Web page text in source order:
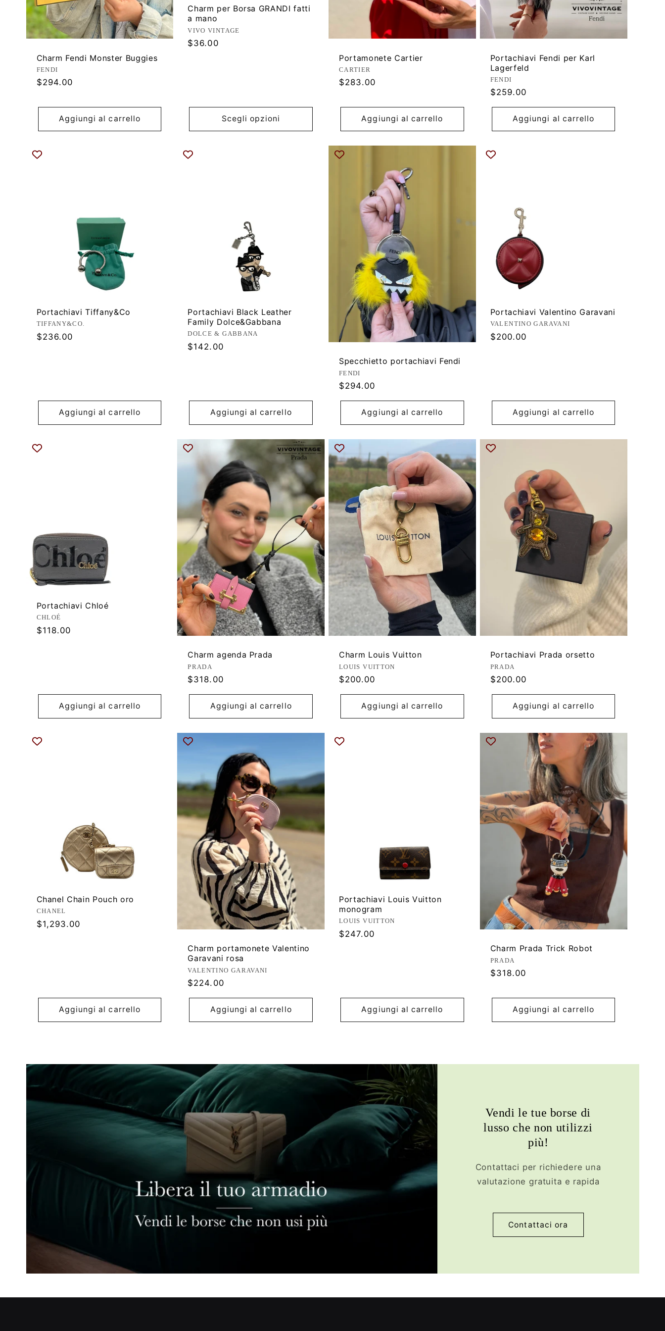
Charm Fendi Monster Buggies
Produttore:
FENDI
Prezzo
listino
$294.00
Aggiungi al carrello
Charm per Borsa GRANDI fatti
a mano
Produttore:
VIVO VINTAGE
Prezzo
$36.00
Scegli opzioni
Portamonete Cartier
Produttore:
CARTIER
Prezzo
listino
$283.00
Aggiungi al carrello
Portachiavi Fendi per Karl
Lagerfeld
Produttore:
FENDI
Prezzo
listino
$259.00
Aggiungi al carrello
Portachiavi Tiffany&Co
Produttore:
TIFFANY&CO.
Prezzo
$236.00
Aggiungi al carrello
Portachiavi Black Leather
Family Dolce&Gabbana
Produttore:
DOLCE & GABBANA
Prezzo
$142.00
Aggiungi al carrello
Specchietto portachiavi Fendi
Produttore:
FENDI
Prezzo
listino
$294.00
Aggiungi al carrello
Portachiavi Valentino Garavani
Produttore:
VALENTINO GARAVANI
Prezzo
$200.00
Aggiungi al carrello
Portachiavi Chloé
Produttore:
CHLOÉ
Prezzo
$118.00
Aggiungi al carrello
Charm agenda Prada
Produttore:
PRADA
Prezzo
listino
$318.00
Aggiungi al carrello
Charm Louis Vuitton
Produttore:
LOUIS VUITTON
Prezzo
listino
$200.00
Aggiungi al carrello
Portachiavi Prada orsetto
Produttore:
PRADA
Prezzo
listino
$200.00
Aggiungi al carrello
Chanel Chain Pouch oro
Produttore:
CHANEL
Prezzo
$1,293.00
Aggiungi al carrello
Charm portamonete Valentino
Garavani rosa
Produttore:
VALENTINO GARAVANI
Prezzo
listino
$224.00
Aggiungi al carrello
Portachiavi Louis Vuitton
monogram
Produttore:
LOUIS VUITTON
Prezzo
$247.00
Aggiungi al carrello
Charm Prada Trick Robot
Produttore:
PRADA
Prezzo
listino
$318.00
Aggiungi al carrello
Vendi le tue borse di
lusso che non utilizzi
più!
Contattaci per richiedere una
valutazione gratuita e rapida
Contattaci ora